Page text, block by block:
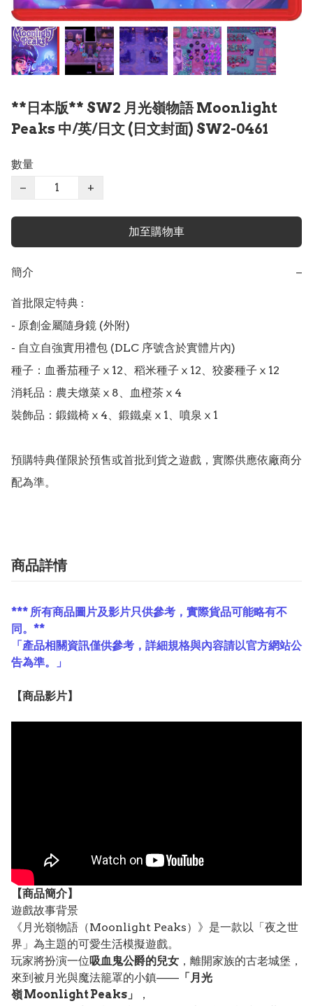
**日本版** SW2 月光嶺物語 Moonlight
Peaks 中/英/日文 (日文封面) SW2-0461
數量
−
+
加至購物車
簡介 −
首批限定特典 :
- 原創金屬隨身鏡 (外附)
- 自立自強實用禮包 (DLC 序號含於實體片內)
種子：血番茄種子ⅹ12、稻米種子ⅹ12、狡麥種子ⅹ12
消耗品：農夫燉菜ⅹ8、血橙茶ⅹ4
裝飾品：鍛鐵椅ⅹ4、鍛鐵桌ⅹ1、噴泉ⅹ1
預購特典僅限於預售或首批到貨之遊戲，實際供應依廠商分
配為準。
商品詳情
*** 所有商品圖片及影片只供參考，實際貨品可能略有不
同。**
「產品相關資訊僅供參考，詳細規格與內容請以官方網站公
告為準。」
【商品影片】
【商品簡介】
遊戲故事背景
《月光嶺物語（Moonlight Peaks）》是一款以「夜之世
界」為主題的可愛生活模擬遊戲。
玩家將扮演一位吸血鬼公爵的兒女 ，離開家族的古老城堡，
來到被月光與魔法籠罩的小鎮—— 「月光
嶺 Moonlight Peaks」
，